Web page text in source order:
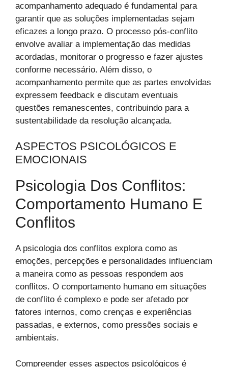
acompanhamento adequado é fundamental para
garantir que as soluções implementadas sejam
eficazes a longo prazo. O processo pós-conflito
envolve avaliar a implementação das medidas
acordadas, monitorar o progresso e fazer ajustes
conforme necessário. Além disso, o
acompanhamento permite que as partes envolvidas
expressem feedback e discutam eventuais
questões remanescentes, contribuindo para a
sustentabilidade da resolução alcançada.
ASPECTOS PSICOLÓGICOS E
EMOCIONAIS
Psicologia Dos Conflitos:
Comportamento Humano E
Conflitos
A psicologia dos conflitos explora como as
emoções, percepções e personalidades influenciam
a maneira como as pessoas respondem aos
conflitos. O comportamento humano em situações
de conflito é complexo e pode ser afetado por
fatores internos, como crenças e experiências
passadas, e externos, como pressões sociais e
ambientais.
Compreender esses aspectos psicológicos é